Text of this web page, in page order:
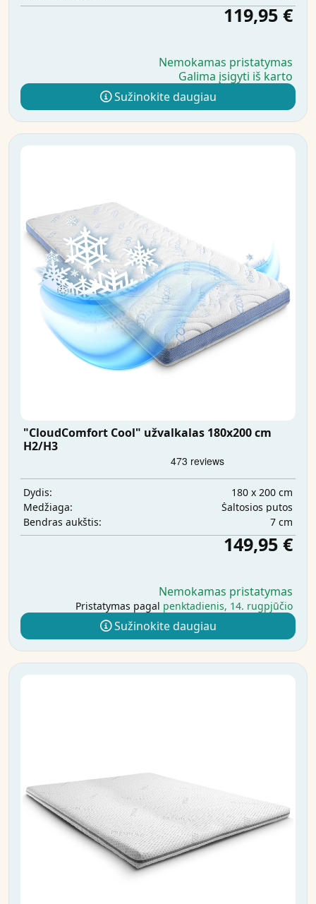
119,95 €
Nemokamas pristatymas
Galima įsigyti iš karto
Sužinokite daugiau
"CloudComfort Cool" užvalkalas 180x200 cm
H2/H3
Dydis:
180 x 200 cm
Medžiaga:
Šaltosios putos
Bendras aukštis:
7 cm
149,95 €
Nemokamas pristatymas
Pristatymas pagal penktadienis, 14. rugpjūčio
Sužinokite daugiau